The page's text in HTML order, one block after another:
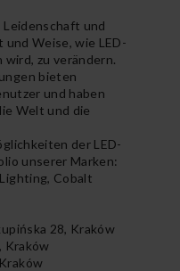
Leidenschaft und
Weise, wie LED-
zu verändern.
bieten
und haben
Welt und die
der LED-
unserer Marken:
Cobalt
28, Kraków
Kraków